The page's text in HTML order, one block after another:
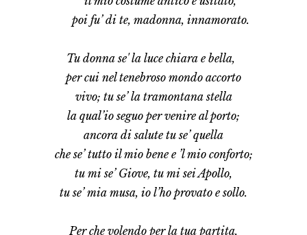
     poi fu’ di te, madonna, innamorato.
Tu donna se' la luce chiara e bella,
per cui nel tenebroso mondo accorto
vivo; tu se’ la tramontana stella
la qual’io seguo per venire al porto;
ancora di salute tu se’ quella
che se’ tutto il mio bene e ’l mio conforto;
tu mi se’ Giove, tu mi sei Apollo,
tu se’ mia musa, io l’ho provato e sollo.
Per che volendo per la tua partita,